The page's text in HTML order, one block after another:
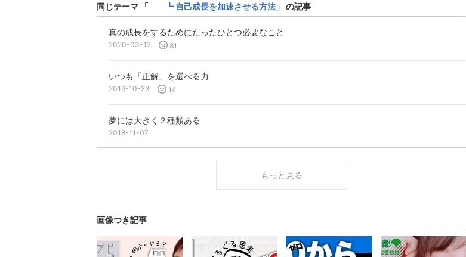
同じテーマ 「 ┗ 自己成長を加速させる方法 」 の記事
真の成長をするためにたったひとつ必要なこと
2020-03-12 81
いつも「正解」を選べる力
2019-10-23 14
夢には大きく２種類ある
2018-11-07
もっと見る
画像つき記事